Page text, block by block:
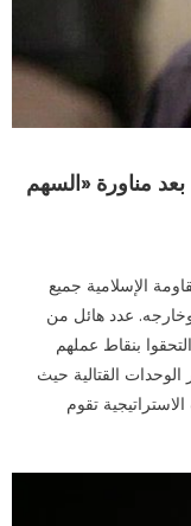
مناورة «السهم
الإسلامية جميع
عدد هائل من
بنقاط عملهم
القتالية حيث
تقوم